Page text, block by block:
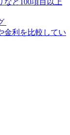
など100項目以上
金利を比較してい